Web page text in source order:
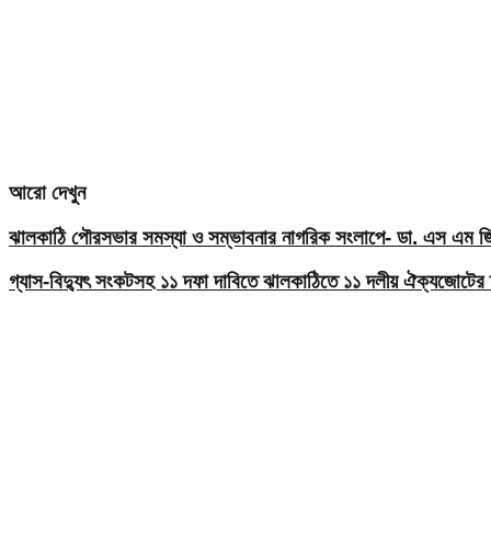
আরো দেখুন
ঝালকাঠি পৌরসভার সমস্যা ও সম্ভাবনার নাগরিক সংলাপে- ডা. এস এম
গ্যাস-বিদ্যুৎ সংকটসহ ১১ দফা দাবিতে ঝালকাঠিতে ১১ দলীয় ঐক্যজোটের